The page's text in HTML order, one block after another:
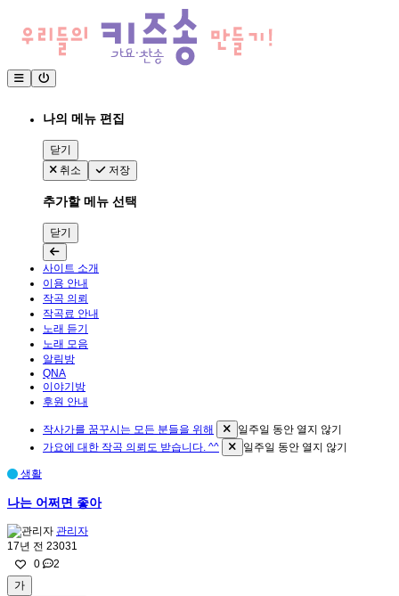
나의 메뉴 편집
닫기
취소
저장
추가할 메뉴 선택
닫기
사이트 소개
이용 안내
작곡 의뢰
작곡료 안내
노래 듣기
노래 모음
알림방
QNA
이야기방
후원 안내
작사가를 꿈꾸시는 모든 분들을 위해
일주일 동안 열지 않기
가요에 대한 작곡 의뢰도 받습니다. ^^
일주일 동안 열지 않기
생활
나는 어쩌면 좋아
관리자
17년 전 23031
0
2
가